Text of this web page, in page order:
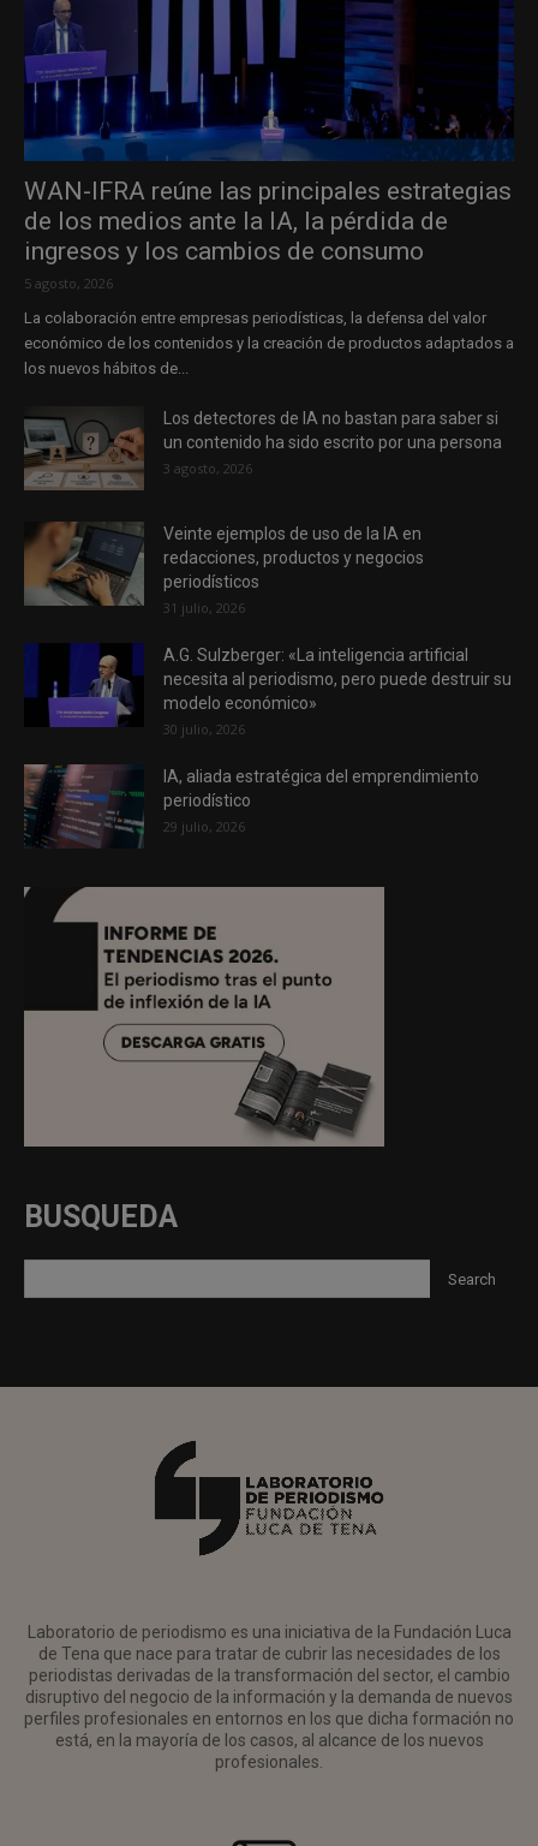
WAN-IFRA reúne las principales estrategias
de los medios ante la IA, la pérdida de
ingresos y los cambios de consumo
5 agosto, 2026
La colaboración entre empresas periodísticas, la defensa del valor
económico de los contenidos y la creación de productos adaptados a
los nuevos hábitos de...
Los detectores de IA no bastan para saber si
un contenido ha sido escrito por una persona
3 agosto, 2026
Veinte ejemplos de uso de la IA en
redacciones, productos y negocios
periodísticos
31 julio, 2026
A.G. Sulzberger: «La inteligencia artificial
necesita al periodismo, pero puede destruir su
modelo económico»
30 julio, 2026
IA, aliada estratégica del emprendimiento
periodístico
29 julio, 2026
BUSQUEDA
Laboratorio de periodismo es una iniciativa de la Fundación Luca
de Tena que nace para tratar de cubrir las necesidades de los
periodistas derivadas de la transformación del sector, el cambio
disruptivo del negocio de la información y la demanda de nuevos
perfiles profesionales en entornos en los que dicha formación no
está, en la mayoría de los casos, al alcance de los nuevos
profesionales.